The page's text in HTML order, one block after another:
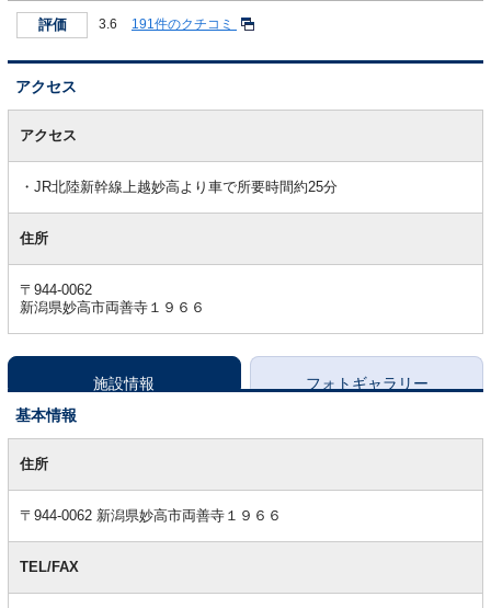
評価 3.6 191件のクチコミ
アクセス
アクセス
JR北陸新幹線上越妙高より車で所要時間約25分
住所
〒944-0062
新潟県妙高市両善寺１９６６
施設情報
フォトギャラリー
基本情報
本住所
〒944-0062 新潟県妙高市両善寺１９６６
TEL/FAX